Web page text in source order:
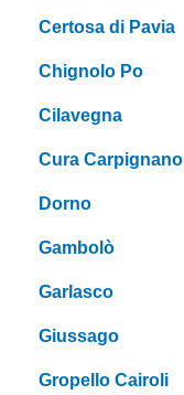
Certosa di Pavia
Chignolo Po
Cilavegna
Cura Carpignano
Dorno
Gambolò
Garlasco
Giussago
Gropello Cairoli